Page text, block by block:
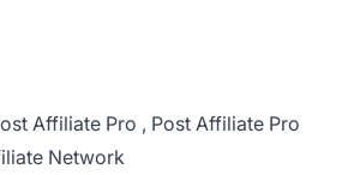
Affiliate Pro , Post Affiliate Pro
Network